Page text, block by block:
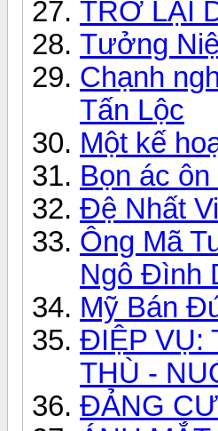
TRỞ LẠI
Tưởng
Chạnh
Tấn Lộc
Một kế
Bọn ác
Đệ Nhất
Ông Mã
Ngô Đình
Mỹ Bán
ĐIỆP VỤ:
THÙ -
ĐẢNG